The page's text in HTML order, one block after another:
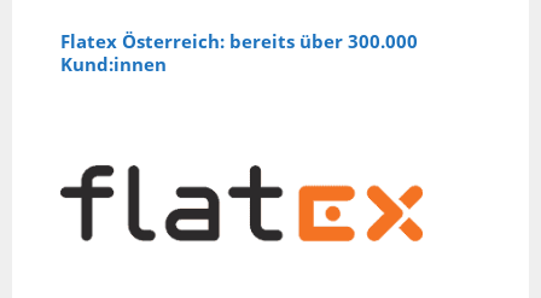
Flatex Österreich: bereits über 300.000
Kund:innen